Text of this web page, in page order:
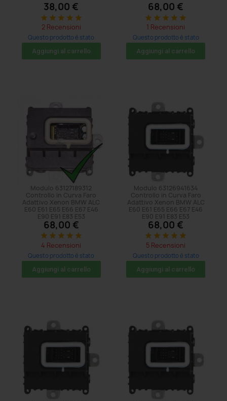
38,00 €
star star star star star
2 Recensioni
Questo prodotto è stato
acquistato: 11 volte
Aggiungi al carrello
68,00 €
star star star star star
1 Recensioni
Questo prodotto è stato
acquistato: 14 volte
Aggiungi al carrello
Modulo 63127189312
Controllo in Curva Faro
Adattivo Xenon BMW ALC
E60 E61 E65 E66 E67 E46
E90 E91 E83 E53
68,00 €
star star star star star
4 Recensioni
Questo prodotto è stato
acquistato: 62 volte
Aggiungi al carrello
Modulo 63126941634
Controllo in Curva Faro
Adattivo Xenon BMW ALC
E60 E61 E65 E66 E67 E46
E90 E91 E83 E53
68,00 €
star star star star star
5 Recensioni
Questo prodotto è stato
acquistato: 20 volte
Aggiungi al carrello